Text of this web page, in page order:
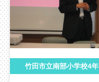
竹田市立南部小学校4年